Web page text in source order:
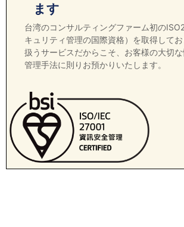
ます
台湾のコンサルティングファーム初の
キュリティ管理の国際資格）を取得して
扱うサービスだからこそ、お客様の大切
管理手法に則りお預かりいたします。